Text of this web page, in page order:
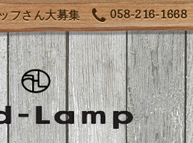
058-216-1668
フさん大募集